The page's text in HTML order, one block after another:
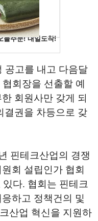
공고를 내고 다음달
회장을 선출할 예
회원사만 갖게 되
결권을 차등으로 갖
핀테크산업의 경쟁
회 설립인가 협회
다. 협회는 핀테크
응하고 정책건의 및
산업 혁신을 지원하